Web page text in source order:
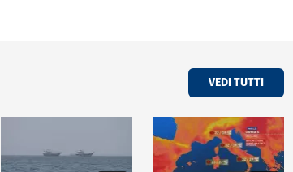
VEDI TUTTI